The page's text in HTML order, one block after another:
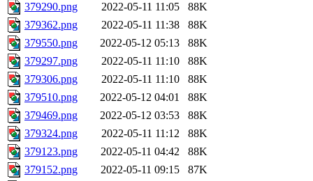
379290.png
2022-05-11 11:05
88K
379362.png
2022-05-11 11:38
88K
379550.png
2022-05-12 05:13
88K
379297.png
2022-05-11 11:10
88K
379306.png
2022-05-11 11:10
88K
379510.png
2022-05-12 04:01
88K
379469.png
2022-05-12 03:53
88K
379324.png
2022-05-11 11:12
88K
379123.png
2022-05-11 04:42
88K
379152.png
2022-05-11 09:15 87K